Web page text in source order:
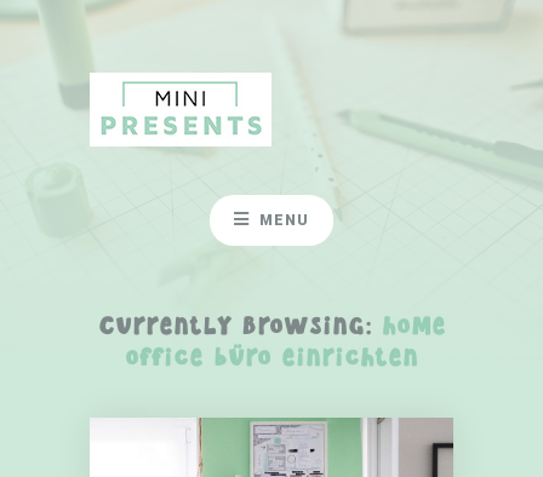
MENU
Currently Browsing: home
office büro einrichten